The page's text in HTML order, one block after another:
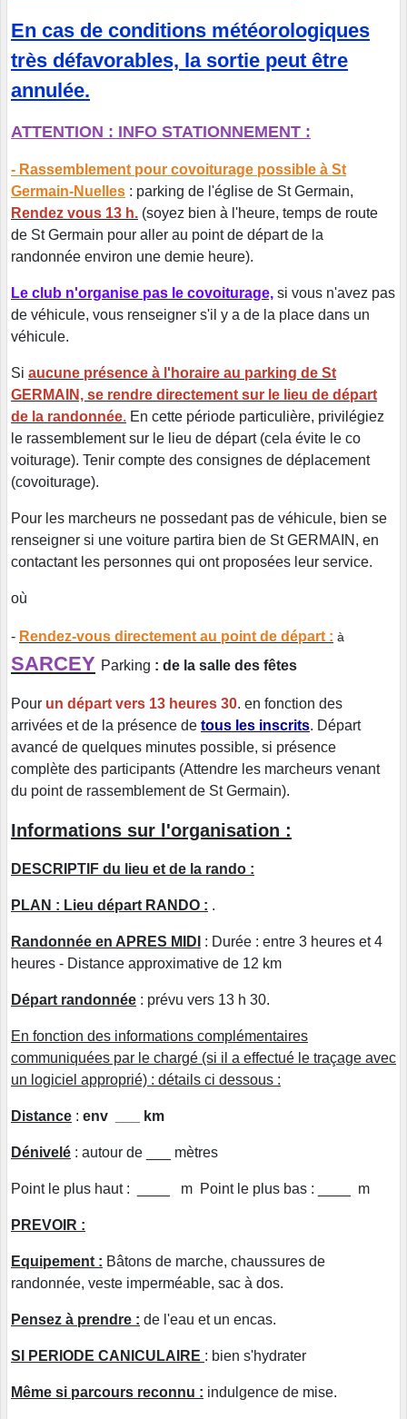
En cas de conditions météorologiques
très défavorables, la sortie peut être
annulée.
ATTENTION : INFO STATIONNEMENT :
- Rassemblement pour covoiturage possible à St
Germain-Nuelles : parking de l'église de St Germain,
Rendez vous 13 h. (soyez bien à l'heure, temps de route
de St Germain pour aller au point de départ de la
randonnée environ une demie heure).
Le club n'organise pas le covoiturage, si vous n'avez pas
de véhicule, vous renseigner s'il y a de la place dans un
véhicule.
Si aucune présence à l'horaire au parking de St
GERMAIN, se rendre directement sur le lieu de départ
de la randonnée. En cette période particulière, privilégiez
le rassemblement sur le lieu de départ (cela évite le co
voiturage). Tenir compte des consignes de déplacement
(covoiturage).
Pour les marcheurs ne possedant pas de véhicule, bien se
renseigner si une voiture partira bien de St GERMAIN, en
contactant les personnes qui ont proposées leur service.
où
- Rendez-vous directement au point de départ : à
SARCEY Parking : de la salle des fêtes
Pour un départ vers 13 heures 30. en fonction des
arrivées et de la présence de tous les inscrits. Départ
avancé de quelques minutes possible, si présence
complète des participants (Attendre les marcheurs venant
du point de rassemblement de St Germain).
Informations sur l'organisation :
DESCRIPTIF du lieu et de la rando :
PLAN : Lieu départ RANDO : .
Randonnée en APRES MIDI : Durée : entre 3 heures et 4
heures - Distance approximative de 12 km
Départ randonnée : prévu vers 13 h 30.
En fonction des informations complémentaires
communiquées par le chargé (si il a effectué le traçage avec
un logiciel approprié) : détails ci dessous :
Distance : env ___ km
Dénivelé : autour de ___ mètres
Point le plus haut : ____ m Point le plus bas : ____ m
PREVOIR :
Equipement : Bâtons de marche, chaussures de
randonnée, veste imperméable, sac à dos.
Pensez à prendre : de l'eau et un encas.
SI PERIODE CANICULAIRE : bien s'hydrater
Même si parcours reconnu : indulgence de mise.